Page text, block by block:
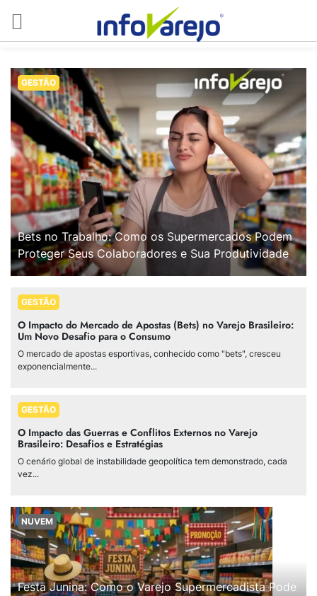
GESTÃO
Bets no Trabalho: Como os Supermercados Podem
Proteger Seus Colaboradores e Sua Produtividade
GESTÃO
O Impacto do Mercado de Apostas (Bets) no Varejo Brasileiro:
Um Novo Desafio para o Consumo
O mercado de apostas esportivas, conhecido como "bets", cresceu
exponencialmente...
GESTÃO
O Impacto das Guerras e Conflitos Externos no Varejo
Brasileiro: Desafios e Estratégias
O cenário global de instabilidade geopolítica tem demonstrado, cada
vez...
NUVEM
Festa Junina: Como o Varejo Supermercadista Pode